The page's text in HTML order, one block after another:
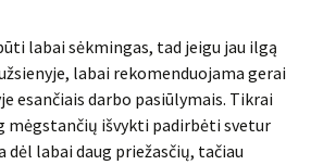
labai sėkmingas, tad jeigu jau ilgą
labai rekomenduojama gerai
esančiais darbo pasiūlymais. Tikrai
mėgstančių išvykti padirbėti svetur
dėl labai daug priežasčių, tačiau